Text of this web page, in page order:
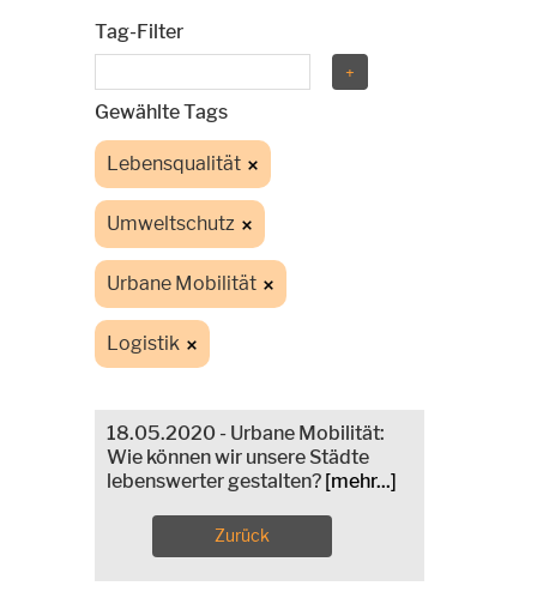
Tag-Filter
Gewählte Tags
Lebensqualität
Umweltschutz
Urbane Mobilität
Logistik
18.05.2020 - Urbane Mobilität:
Wie können wir unsere Städte
lebenswerter gestalten? [mehr...]
Zurück